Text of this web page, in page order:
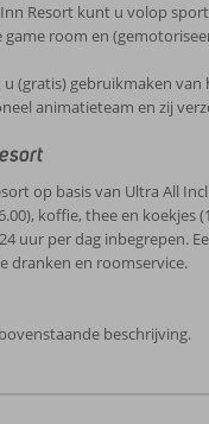
Resort kunt u volop
game room en
(gratis) gebruikmaken van
animatieteam en zij
op basis van Ultra All
koffie, thee en
uur per dag inbegrepen.
dranken en roomservice.
beschrijving.